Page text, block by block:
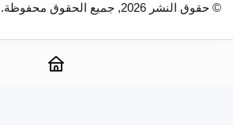
© حقوق النشر 2026, جميع الحقوق محفوظة.